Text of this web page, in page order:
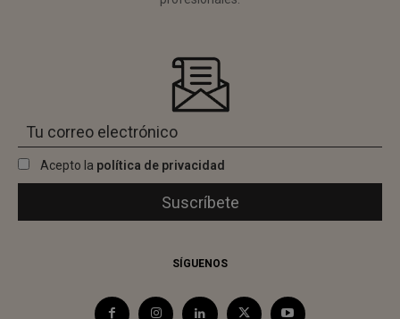
Acepto la política de privacidad
SÍGUENOS